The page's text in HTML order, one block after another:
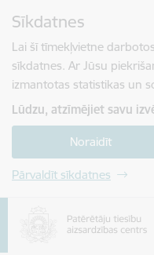
Sīkdatnes
Lai šī tīmekļvietne
sīkdatnes. Ar Jūsu
izmantotas statistikas un
Lūdzu, atzīmējiet savu
Noraidīt
Pārvaldīt sīkdatnes